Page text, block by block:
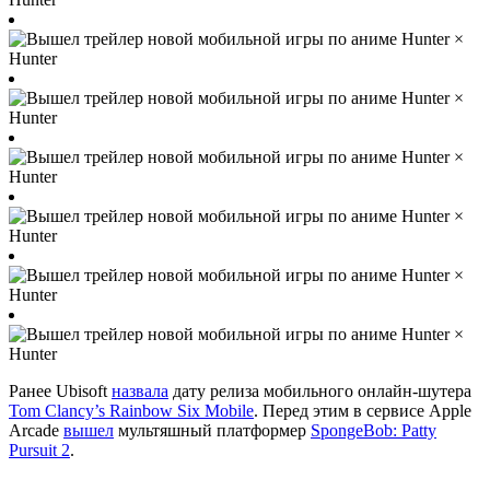
Ранее Ubisoft назвала дату релиза мобильного онлайн-шутера
Tom Clancy’s Rainbow Six Mobile. Перед этим в сервисе Apple
Arcade вышел мультяшный платформер SpongeBob: Patty
Pursuit 2.